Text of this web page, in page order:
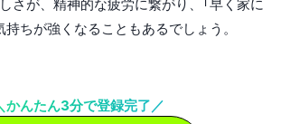
さが、精神的な疲労に繋がり、「早く家に
持ちが強くなることもあるでしょう。
かんたん3分で登録完了／